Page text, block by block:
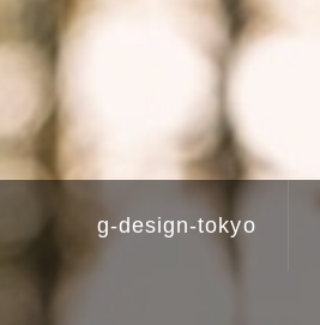
g-design-tokyo